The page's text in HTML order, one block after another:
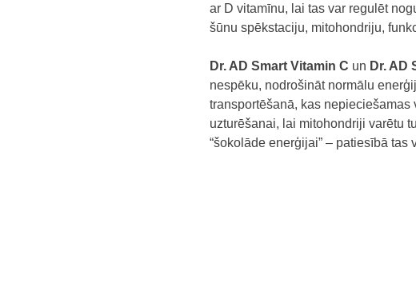
ar D vitamīnu, lai tas var regulēt
šūnu spēkstaciju, mitohondriju,
Dr. AD Smart Vitamin C un Dr. AD
nespēku, nodrošināt normālu
transportēšanā, kas
uzturēšanai, lai mitohondriji varētu
“šokolāde enerģijai” – patiesībā